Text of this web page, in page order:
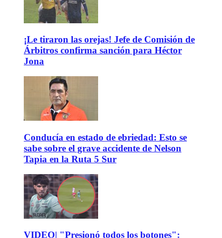
¡Le tiraron las orejas! Jefe de Comisión de
Árbitros confirma sanción para Héctor
Jona
Conducía en estado de ebriedad: Esto se
sabe sobre el grave accidente de Nelson
Tapia en la Ruta 5 Sur
VIDEO| "Presionó todos los botones":